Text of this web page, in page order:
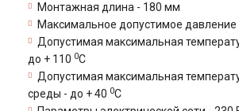
Монтажная длина - 180 мм
Максимальное допустимое давление
Допустимая максимальная
до + 110 0С
Допустимая максимальная
среды - до + 40 0С